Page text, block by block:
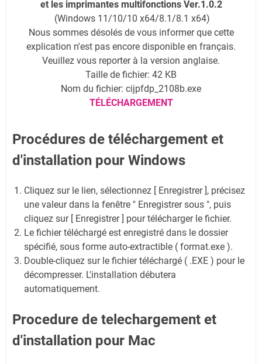
et les imprimantes multifonctions Ver.1.0.2
(Windows 11/10/10 x64/8.1/8.1 x64)
Nous sommes désolés de vous informer que cette
explication n'est pas encore disponible en français.
Veuillez vous reporter à la version anglaise.
Taille de fichier: 42 KB
Nom du fichier: cijpfdp_2108b.exe
TÉLÉCHARGEMENT
Procédures de téléchargement et
d'installation pour Windows
Cliquez sur le lien, sélectionnez [ Enregistrer ], précisez
une valeur dans la fenêtre " Enregistrer sous ", puis
cliquez sur [ Enregistrer ] pour télécharger le fichier.
Le fichier téléchargé est enregistré dans le dossier
spécifié, sous forme auto-extractible ( format.exe ).
Double-cliquez sur le fichier téléchargé ( .EXE ) pour le
décompresser. L'installation débutera
automatiquement.
Procedure de telechargement et
d'installation pour Mac